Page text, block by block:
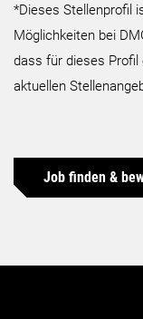
*Dieses Stellenprofil
Möglichkeiten bei
dass für dieses Profil
aktuellen
Job finden &